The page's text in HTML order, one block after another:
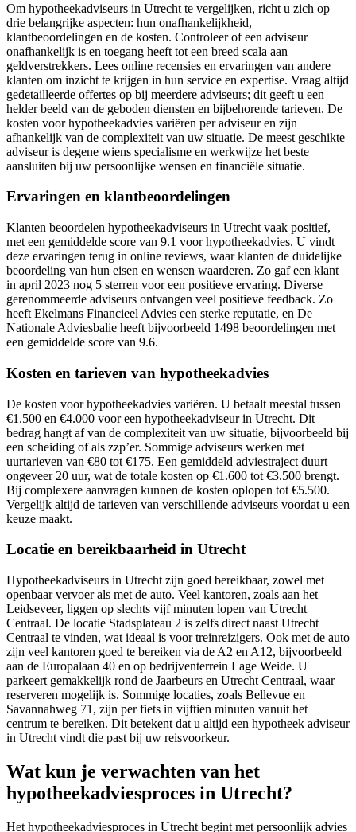
Om hypotheekadviseurs in Utrecht te vergelijken, richt u zich op
drie belangrijke aspecten: hun onafhankelijkheid,
klantbeoordelingen en de kosten. Controleer of een adviseur
onafhankelijk is en toegang heeft tot een breed scala aan
geldverstrekkers. Lees online recensies en ervaringen van andere
klanten om inzicht te krijgen in hun service en expertise. Vraag altijd
gedetailleerde offertes op bij meerdere adviseurs; dit geeft u een
helder beeld van de geboden diensten en bijbehorende tarieven. De
kosten voor hypotheekadvies variëren per adviseur en zijn
afhankelijk van de complexiteit van uw situatie. De meest geschikte
adviseur is degene wiens specialisme en werkwijze het beste
aansluiten bij uw persoonlijke wensen en financiële situatie.
Ervaringen en klantbeoordelingen
Klanten beoordelen hypotheekadviseurs in Utrecht vaak positief,
met een gemiddelde score van 9.1 voor hypotheekadvies. U vindt
deze ervaringen terug in online reviews, waar klanten de duidelijke
beoordeling van hun eisen en wensen waarderen. Zo gaf een klant
in april 2023 nog 5 sterren voor een positieve ervaring. Diverse
gerenommeerde adviseurs ontvangen veel positieve feedback. Zo
heeft Ekelmans Financieel Advies een sterke reputatie, en De
Nationale Adviesbalie heeft bijvoorbeeld 1498 beoordelingen met
een gemiddelde score van 9.6.
Kosten en tarieven van hypotheekadvies
De kosten voor hypotheekadvies variëren. U betaalt meestal tussen
€1.500 en €4.000 voor een hypotheekadviseur in Utrecht. Dit
bedrag hangt af van de complexiteit van uw situatie, bijvoorbeeld bij
een scheiding of als zzp’er. Sommige adviseurs werken met
uurtarieven van €80 tot €175. Een gemiddeld adviestraject duurt
ongeveer 20 uur, wat de totale kosten op €1.600 tot €3.500 brengt.
Bij complexere aanvragen kunnen de kosten oplopen tot €5.500.
Vergelijk altijd de tarieven van verschillende adviseurs voordat u een
keuze maakt.
Locatie en bereikbaarheid in Utrecht
Hypotheekadviseurs in Utrecht zijn goed bereikbaar, zowel met
openbaar vervoer als met de auto. Veel kantoren, zoals aan het
Leidseveer, liggen op slechts vijf minuten lopen van Utrecht
Centraal. De locatie Stadsplateau 2 is zelfs direct naast Utrecht
Centraal te vinden, wat ideaal is voor treinreizigers. Ook met de auto
zijn veel kantoren goed te bereiken via de A2 en A12, bijvoorbeeld
aan de Europalaan 40 en op bedrijventerrein Lage Weide. U
parkeert gemakkelijk rond de Jaarbeurs en Utrecht Centraal, waar
reserveren mogelijk is. Sommige locaties, zoals Bellevue en
Savannahweg 71, zijn per fiets in vijftien minuten vanuit het
centrum te bereiken. Dit betekent dat u altijd een hypotheek adviseur
in Utrecht vindt die past bij uw reisvoorkeur.
Wat kun je verwachten van het
hypotheekadviesproces in Utrecht?
Het hypotheekadviesproces in Utrecht begint met persoonlijk advies